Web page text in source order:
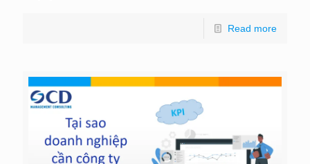
Read more